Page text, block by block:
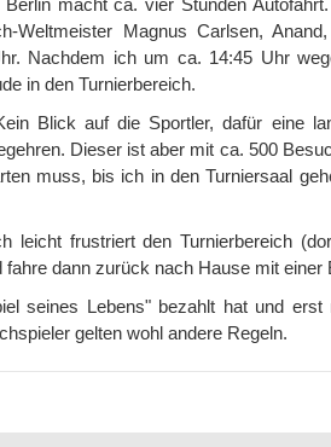
Weltmeister Magnus Carlsen,
Nachdem ich um ca. 14:45 Uhr
in den Turnierbereich.
Blick auf die Sportler, dafür eine
Dieser ist aber mit ca. 500
muss, bis ich in den Turniersaal
frustriert den Turnierbereich
dann zurück nach Hause mit einer
seines Lebens" bezahlt hat und
gelten wohl andere Regeln.